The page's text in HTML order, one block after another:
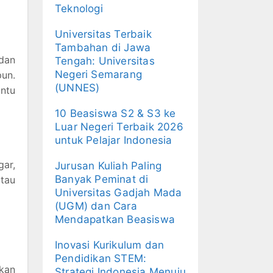
Teknologi
Universitas Terbaik
Tambahan di Jawa
Tengah: Universitas
Negeri Semarang
(UNNES)
10 Beasiswa S2 & S3 ke
Luar Negeri Terbaik 2026
untuk Pelajar Indonesia
Jurusan Kuliah Paling
Banyak Peminat di
Universitas Gadjah Mada
(UGM) dan Cara
Mendapatkan Beasiswa
Inovasi Kurikulum dan
Pendidikan STEM: